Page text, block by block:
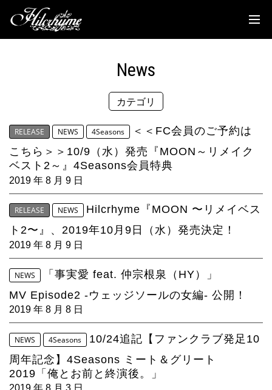
Discography
Biography
Media
Movie
Fanclub
4Seasons
Mobile
Contact us
Sign In
News
カテゴリ
RELEASE NEWS 4Seasons
＜＜FC会員のご予約は
こちら＞＞10/9（水）発売『MOON～リメイク
ベスト2～』4Seasons会員特典
2019 年 8 月 9 日
RELEASE NEWS
Hilcrhyme『MOON 〜リメイベス
ト2〜』、2019年10月9日（水）発売決定！
2019 年 8 月 9 日
NEWS
「事実愛 feat. 仲宗根泉（HY）」
MV Episode2 -ウェッジソールの女編- 公開！
2019 年 8 月 8 日
NEWS 4Seasons
10/24追記【ファンクラブ発足10
周年記念】4Seasons ミート＆グリート
2019「俺とお前と終演後。」